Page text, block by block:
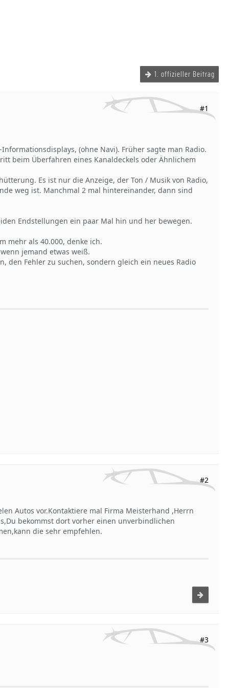
1. offizieller Beitrag
#1
(ohne Navi). Früher sagte man Radio.
beim Überfahren eines Kanaldeckels oder Ähnlichem
Es ist nur die Anzeige, der Ton / Musik von Radio,
weg ist. Manchmal 2 mal hintereinander, dann sind
Endstellungen ein paar Mal hin und her bewegen.
mehr als 40.000, denke ich.
jemand etwas weiß.
Fehler zu suchen, sondern gleich ein neues Radio
#2
Autos vor.Kontaktiere mal Firma Meisterhand ,Herrn
bekommst dort vorher einen unverbindlichen
die sehr empfehlen.
#3